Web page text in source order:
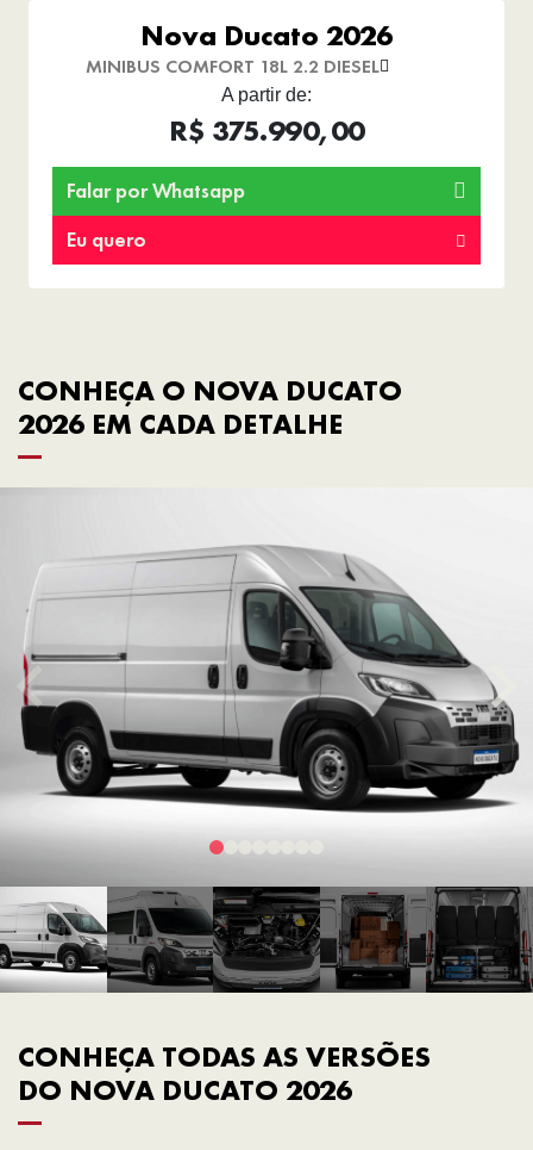
Nova Ducato 2026
MINIBUS COMFORT 18L 2.2 DIESEL
A partir de:
R$ 375.990,00
Falar por Whatsapp
Eu quero
CONHEÇA O NOVA DUCATO
2026 EM CADA DETALHE
CONHEÇA TODAS AS VERSÕES
DO NOVA DUCATO 2026